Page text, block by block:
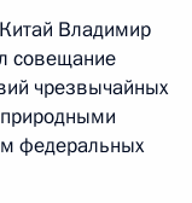
Владимир
совещание
чрезвычайных
федеральных